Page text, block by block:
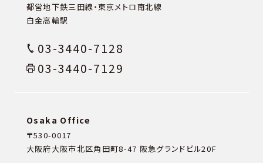
都営地下鉄三田線・東京メトロ南北線
白金高輪駅
03-3440-7128
03-3440-7129
Osaka Office
〒530-0017
大阪府大阪市北区角田町8-47 阪急グランドビル20F